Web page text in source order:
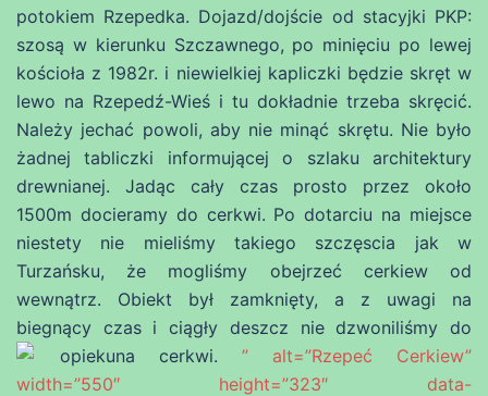
potokiem Rzepedka. Dojazd/dojście od stacyjki PKP:
szosą w kierunku Szczawnego, po minięciu po lewej
kościoła z 1982r. i niewielkiej kapliczki będzie skręt w
lewo na Rzepedź-Wieś i tu dokładnie trzeba skręcić.
Należy jechać powoli, aby nie minąć skrętu. Nie było
żadnej tabliczki informującej o szlaku architektury
drewnianej. Jadąc cały czas prosto przez około
1500m docieramy do cerkwi. Po dotarciu na miejsce
niestety nie mieliśmy takiego szczęscia jak w
Turzańsku, że mogliśmy obejrzeć cerkiew od
wewnątrz. Obiekt był zamknięty, a z uwagi na
biegnący czas i ciągły deszcz nie dzwoniliśmy do
opiekuna cerkwi. ” alt=”Rzepeć Cerkiew”
width=”550″ height=”323″ data-